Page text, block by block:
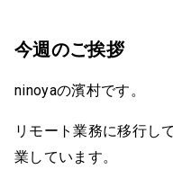
今週のご挨拶
ninoyaの濱村です。
リモート業務に移行し
業しています。